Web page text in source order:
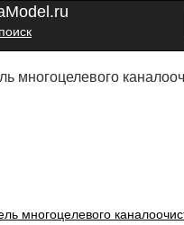
многоцелевого